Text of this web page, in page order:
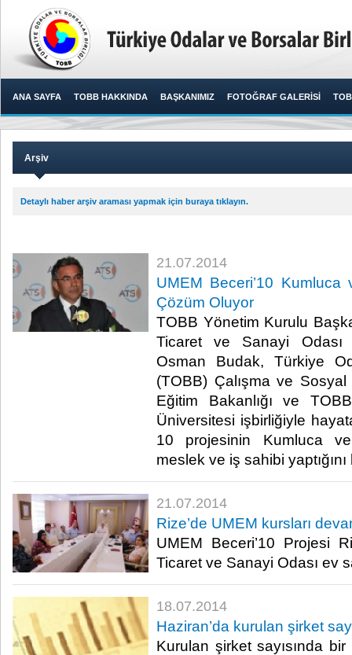
ANA SAYFA TOBB HAKKINDA BAŞKANIMIZ FOTOĞRAF GALERİSİ
Arşiv
Detaylı haber arşiv araması yapmak için buraya tıklayın.
21.07.2014
UMEM Beceri’10 Kumluca
Çözüm Oluyor
TOBB Yönetim Kurulu
Ticaret ve Sanayi Odası
Osman Budak, Türkiye
(TOBB) Çalışma ve Sosyal
Eğitim Bakanlığı ve
Üniversitesi işbirliğiyle
10 projesinin Kumluca
meslek ve iş sahibi
21.07.2014
Rize’de UMEM kursları
UMEM Beceri’10 Projesi
Ticaret ve Sanayi Odası ev
18.07.2014
Haziran’da kurulan şirket
Kurulan şirket sayısında